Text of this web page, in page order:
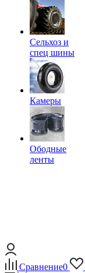
Сельхоз и
спец шины
Камеры
Ободные
ленты
Сравнение0